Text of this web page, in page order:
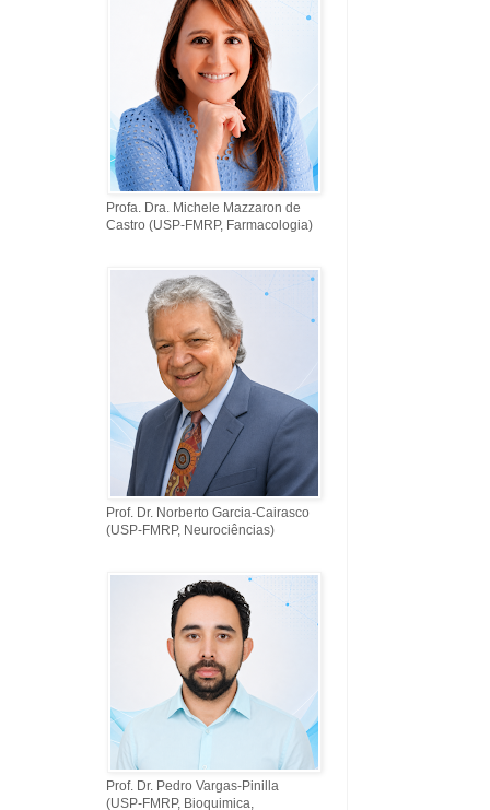
Profa. Dra. Michele Mazzaron de
Castro (USP-FMRP, Farmacologia)
Prof. Dr. Norberto Garcia-Cairasco
(USP-FMRP, Neurociências)
Prof. Dr. Pedro Vargas-Pinilla
(USP-FMRP, Bioquimica,